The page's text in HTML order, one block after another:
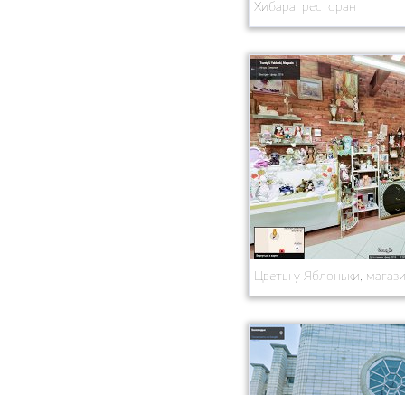
Хибара, ресторан
Цветы у Яблоньки,